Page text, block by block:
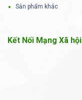
Sản phẩm khác
Kết Nối Mạng Xã hội